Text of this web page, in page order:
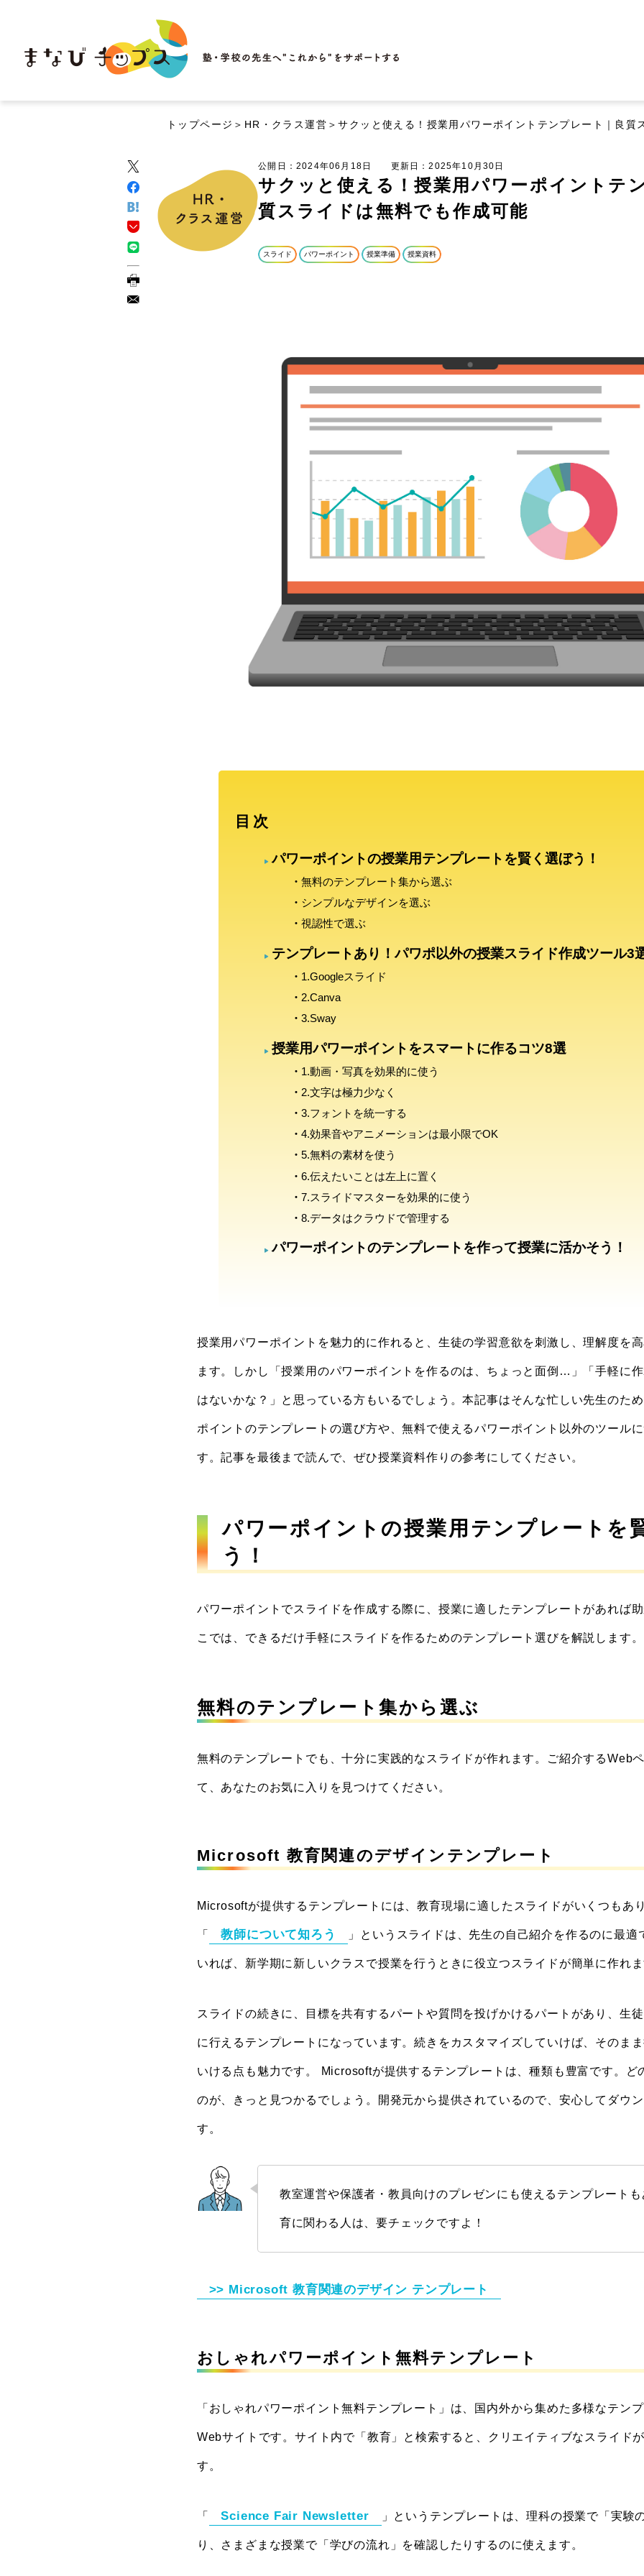
トップページ ＞ HR・クラス運営 ＞サクッと使える！授業用パワーポイントテンプレート｜良質
公開日：2024年06月18日 更新日：2025年10月30日
サクッと使える！授業用パワーポイントテ
質スライドは無料でも作成可能
スライド パワーポイント 授業準備 授業資料
目次
パワーポイントの授業用テンプレートを賢く選ぼう！
無料のテンプレート集から選ぶ
シンプルなデザインを選ぶ
視認性で選ぶ
テンプレートあり！パワポ以外の授業スライド作成ツール3
1.Googleスライド
2.Canva
3.Sway
授業用パワーポイントをスマートに作るコツ8選
1.動画・写真を効果的に使う
2.文字は極力少なく
3.フォントを統一する
4.効果音やアニメーションは最小限でOK
5.無料の素材を使う
6.伝えたいことは左上に置く
7.スライドマスターを効果的に使う
8.データはクラウドで管理する
パワーポイントのテンプレートを作って授業に活かそう！
授業用パワーポイントを魅力的に作れると、生徒の学習意欲を刺激し、理解度を
ます。しかし「授業用のパワーポイントを作るのは、ちょっと面倒…」「手軽に
はないかな？」と思っている方もいるでしょう。本記事はそんな忙しい先生のた
ポイントのテンプレートの選び方や、無料で使えるパワーポイント以外のツール
す。記事を最後まで読んで、ぜひ授業資料作りの参考にしてください。
パワーポイントの授業用テンプレートを
う！
パワーポイントでスライドを作成する際に、授業に適したテンプレートがあれば
こでは、できるだけ手軽にスライドを作るためのテンプレート選びを解説します。
無料のテンプレート集から選ぶ
無料のテンプレートでも、十分に実践的なスライドが作れます。ご紹介するWeb
て、あなたのお気に入りを見つけてください。
Microsoft 教育関連のデザインテンプレート
Microsoftが提供するテンプレートには、教育現場に適したスライドがいくつもあ
「 教師について知ろう 」というスライドは、先生の自己紹介を作るのに最適
いれば、新学期に新しいクラスで授業を行うときに役立つスライドが簡単に作れ
スライドの続きに、目標を共有するパートや質問を投げかけるパートがあり、生
に行えるテンプレートになっています。続きをカスタマイズしていけば、そのま
いける点も魅力です。 Microsoftが提供するテンプレートは、種類も豊富です。ど
のが、きっと見つかるでしょう。開発元から提供されているので、安心してダウ
す。
教室運営や保護者・教員向けのプレゼンにも使えるテンプレート
育に関わる人は、要チェックですよ！
>> Microsoft 教育関連のデザイン テンプレート
おしゃれパワーポイント無料テンプレート
「おしゃれパワーポイント無料テンプレート」は、国内外から集めた多様なテン
Webサイトです。サイト内で「教育」と検索すると、クリエイティブなスライド
す。
「 Science Fair Newsletter 」というテンプレートは、理科の授業で「実験
り、さまざまな授業で「学びの流れ」を確認したりするのに使えます。